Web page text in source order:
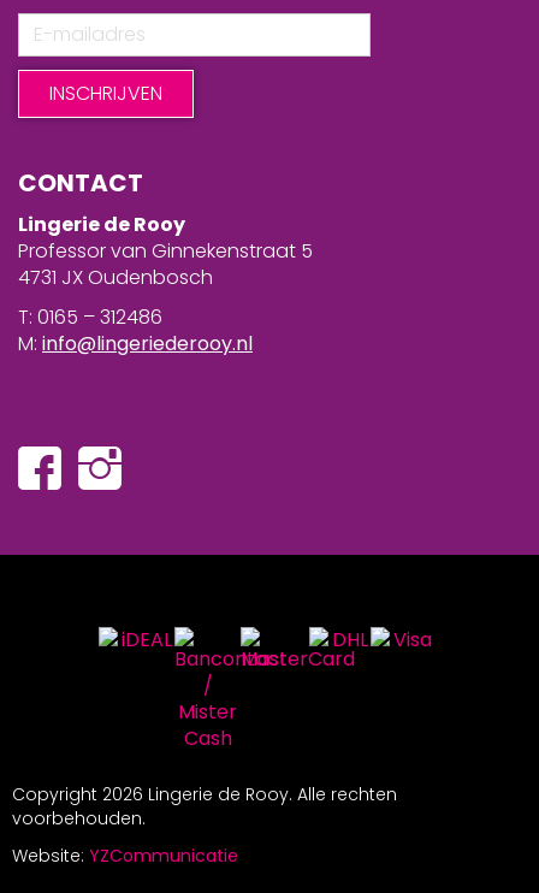
CONTACT
Lingerie de Rooy
Professor van Ginnekenstraat 5
4731 JX Oudenbosch
T: 0165 – 312486
M: info@lingeriederooy.nl
Copyright 2026 Lingerie de Rooy. Alle rechten
voorbehouden.
Website: YZCommunicatie